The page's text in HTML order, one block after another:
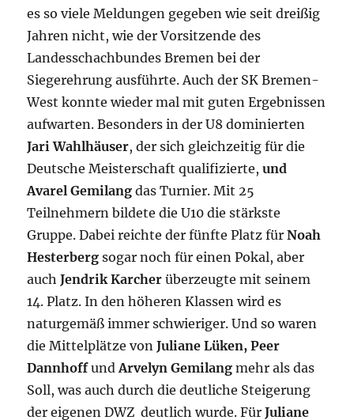
es so viele Meldungen gegeben wie seit dreißig
Jahren nicht, wie der Vorsitzende des
Landesschachbundes Bremen bei der
Siegerehrung ausführte. Auch der SK Bremen-
West konnte wieder mal mit guten Ergebnissen
aufwarten. Besonders in der U8 dominierten
Jari Wahlhäuser, der sich gleichzeitig für die
Deutsche Meisterschaft qualifizierte,und
Avarel Gemilang das Turnier. Mit 25
Teilnehmern bildete die U10 die stärkste
Gruppe. Dabei reichte der fünfte Platz fürNoah
Hesterberg sogar noch für einen Pokal, aber
auchJendrik Karcher überzeugte mit seinem
14. Platz. In den höheren Klassen wird es
naturgemäß immer schwieriger. Und so waren
die Mittelplätze vonJuliane Lüken, Peer
DannhoffundArvelyn Gemilang mehr als das
Soll, was auch durch die deutliche Steigerung
der eigenen DWZ deutlich wurde. FürJuliane